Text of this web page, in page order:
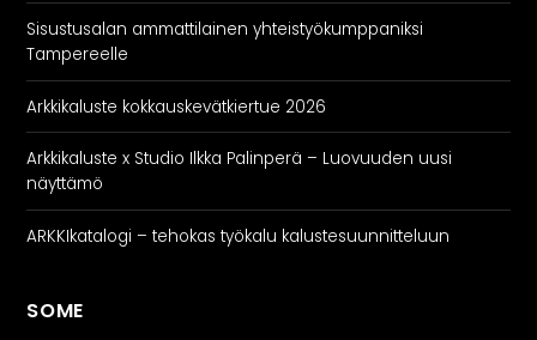
Sisustusalan ammattilainen yhteistyökumppaniksi
Tampereelle
Arkkikaluste kokkauskevätkiertue 2026
Arkkikaluste x Studio Ilkka Palinperä – Luovuuden uusi
näyttämö
ARKKIkatalogi – tehokas työkalu kalustesuunnitteluun
SOME